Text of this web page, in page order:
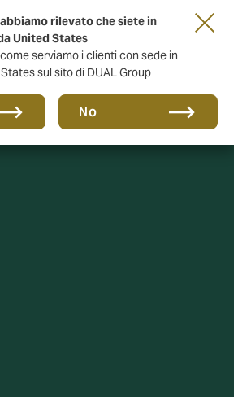
rilevato che siete in
United States
serviamo i clienti con sede in
sul sito di DUAL Group
No
anni di DUAL Italia